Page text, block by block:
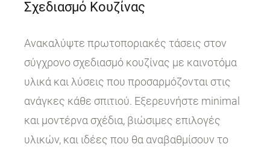
Σχεδιασμό Κουζίνας
Ανακαλύψτε πρωτοποριακές τάσεις στον
σύγχρονο σχεδιασμό κουζίνας με καινοτόμα
υλικά και λύσεις που προσαρμόζονται στις
ανάγκες κάθε σπιτιού. Εξερευνήστε minimal
και μοντέρνα σχέδια, βιώσιμες επιλογές
υλικών, και ιδέες που θα αναβαθμίσουν το